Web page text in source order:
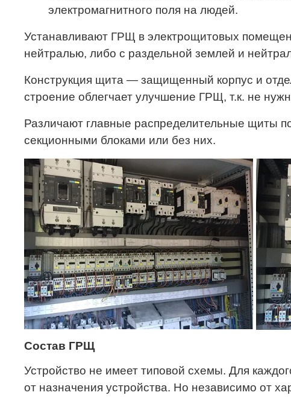
электромагнитного поля на людей.
Устанавливают ГРЩ в электрощитовых
нейтралью, либо с раздельной землей и
Конструкция щита — защищенный корпус и
строение облегчает улучшение ГРЩ, т.к. не
Различают главные распределительные щиты
секционными блоками или без них.
Состав ГРЩ
Устройство не имеет типовой схемы. Для
от назначения устройства. Но независимо от